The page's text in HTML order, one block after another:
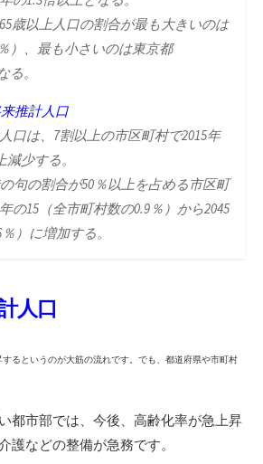
65歳以上人口の割合が最も大きいのは
）、最も小さいのは東京都
る。
推計人口
人口は、7割以上の市区町村で2015年
少する。
の句の割合が50％以上を占める市区町
の15（全市町村数の0.9％）から2045
）に増加する。
人口
るというのが大筋の流れです。 でも、都道府県や市町村
都市部では、今後、高齢化率が急上昇
護などの整備が急務です。